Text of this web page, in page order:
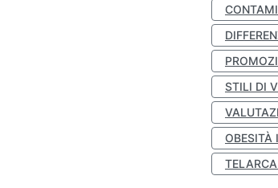
STILI DI
OBESITÀ